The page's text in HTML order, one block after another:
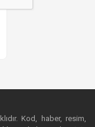
Kod, haber, resim,